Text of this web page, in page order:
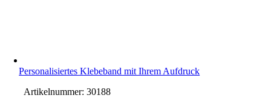
Personalisiertes Klebeband mit Ihrem Aufdruck
Artikelnummer:30188